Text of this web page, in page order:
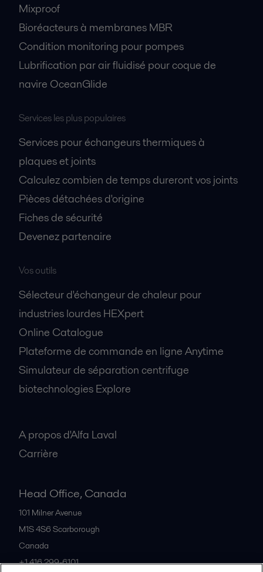
Mixproof
Bioréacteurs à membranes MBR
Condition monitoring pour pompes
Lubrification par air fluidisé pour coque de
navire OceanGlide
Services les plus populaires
Services pour échangeurs thermiques à
plaques et joints
Calculez combien de temps dureront vos joints
Pièces détachées d'origine
Fiches de sécurité
Devenez partenaire
Vos outils
Sélecteur d'échangeur de chaleur pour
industries lourdes HEXpert
Online Catalogue
Plateforme de commande en ligne Anytime
Simulateur de séparation centrifuge
biotechnologies Explore
A propos d'Alfa Laval
Carrière
Head Office, Canada
101 Milner Avenue
M1S 4S6 Scarborough
Canada
+1 416 299-6101